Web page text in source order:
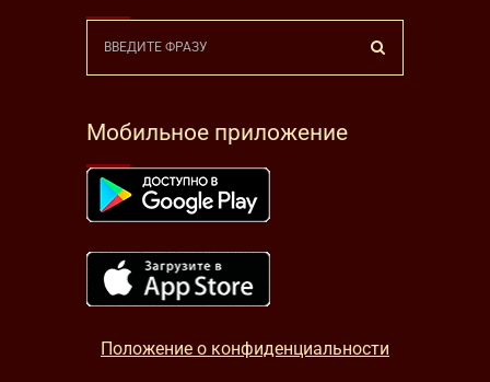
Мобильное приложение
Положение о конфиденциальности